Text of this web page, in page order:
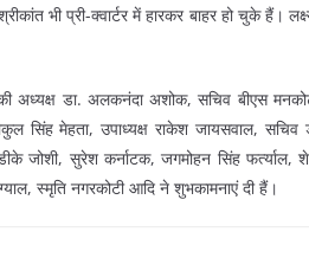
भी प्री-क्वार्टर में हारकर बाहर हो चुके हैं।
अध्यक्ष डा. अलकनंदा अशोक, सचिव बीएस
सिंह मेहता, उपाध्यक्ष राकेश जायसवाल,
जोशी, सुरेश कर्नाटक, जगमोहन सिंह फर्त्याल,
स्मृति नगरकोटी आदि ने शुभकामनाएं दी हैं।